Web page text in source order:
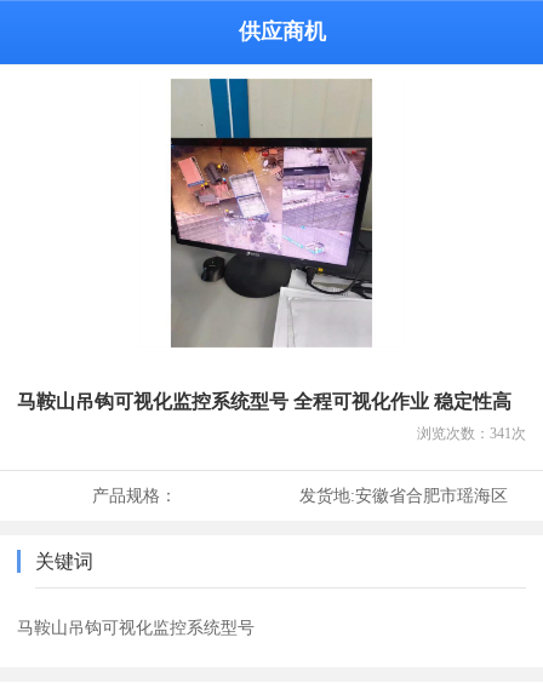
供应商机
马鞍山吊钩可视化监控系统型号 全程可视化作业 稳定性高
浏览次数： 341 次
产品规格： 发货地:安徽省合肥市瑶海区
关键词
马鞍山吊钩可视化监控系统型号